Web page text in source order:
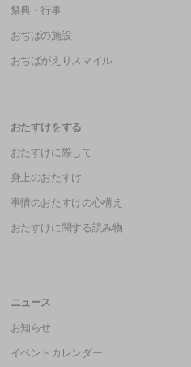
祭典・行事
おぢばの施設
おぢばがえりスマイル
おたすけをする
おたすけに際して
身上のおたすけ
事情のおたすけの心構え
おたすけに関する読み物
ニュース
お知らせ
イベントカレンダー